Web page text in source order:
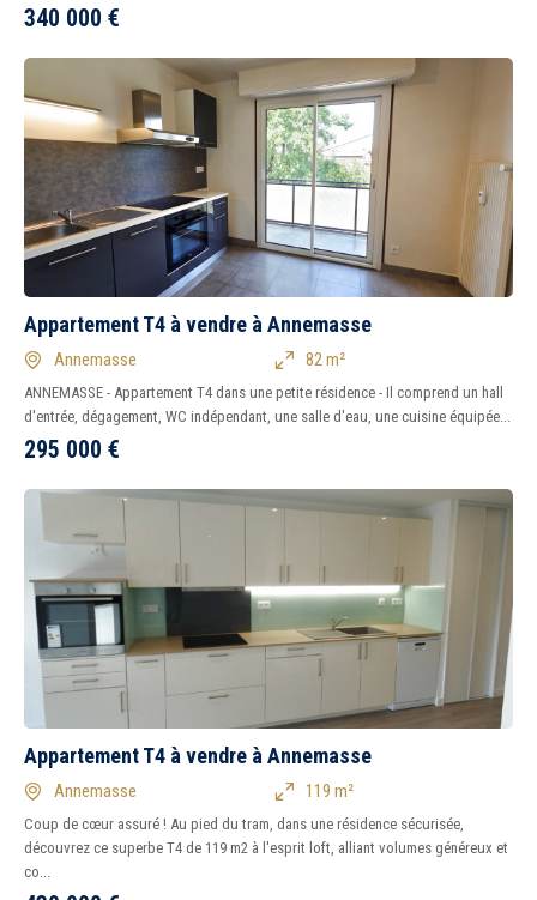
340 000 €
Appartement T4 à vendre à Annemasse
Annemasse 82 m²
ANNEMASSE - Appartement T4 dans une petite résidence - Il comprend un hall
d'entrée, dégagement, WC indépendant, une salle d'eau, une cuisine équipée...
295 000 €
Appartement T4 à vendre à Annemasse
Annemasse 119 m²
Coup de cœur assuré ! Au pied du tram, dans une résidence sécurisée,
découvrez ce superbe T4 de 119 m2 à l'esprit loft, alliant volumes généreux et
co...